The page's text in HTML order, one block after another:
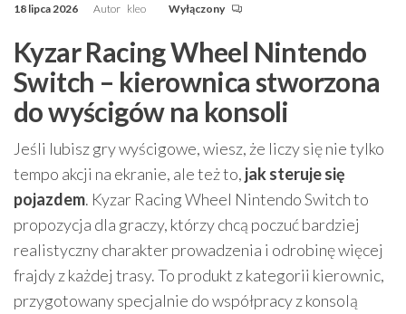
18 lipca 2026 Autor kleo Wyłączony
Kyzar Racing Wheel Nintendo
Switch – kierownica stworzona
do wyścigów na konsoli
Jeśli lubisz gry wyścigowe, wiesz, że liczy się nie tylko
tempo akcji na ekranie, ale też to, jak steruje się
pojazdem. Kyzar Racing Wheel Nintendo Switch to
propozycja dla graczy, którzy chcą poczuć bardziej
realistyczny charakter prowadzenia i odrobinę więcej
frajdy z każdej trasy. To produkt z kategorii kierownic,
przygotowany specjalnie do współpracy z konsolą